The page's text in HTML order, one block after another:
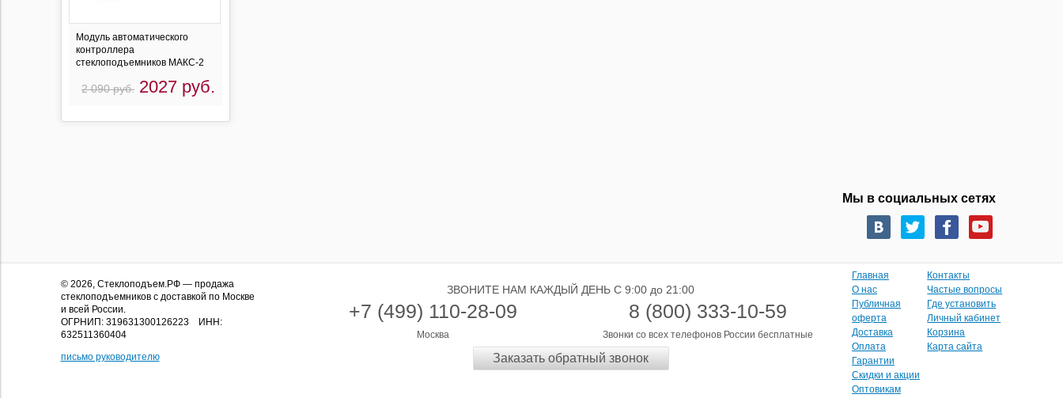
Модуль автоматического
контроллера
стеклоподъемников МАКС-2
2 090 руб. 2027 руб.
Мы в социальных сетях
© 2026, Стеклоподъем.РФ— продажа
стеклоподъемников с доставкой по Москве
и всей России.
ОГРНИП: 319631300126223 ИНН:
632511360404
письмо руководителю
ЗВОНИТЕ НАМ КАЖДЫЙ ДЕНЬ С 9:00 до 21:00
+7 (499) 110-28-09
Москва
8 (800) 333-10-59
Звонки со всех телефонов России бесплатные
Заказать обратный звонок
Главная
О нас
Публичная
оферта
Доставка
Оплата
Гарантии
Скидки и акции
Оптовикам
Контакты
Частые вопросы
Где установить
Личный кабинет
Корзина
Карта сайта